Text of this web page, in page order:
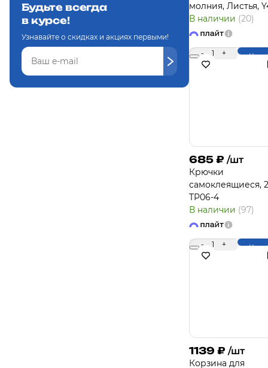
Будьте всегда
в курсе!
Узнавайте о скидках и акциях первыми!
молния, Листья,
В наличии (20)
- 1 +
685 ₽ /шт
Крючки
самоклеящиеся,
TP06-4
В наличии (97)
- 1 +
1139 ₽ /шт
Корзина для